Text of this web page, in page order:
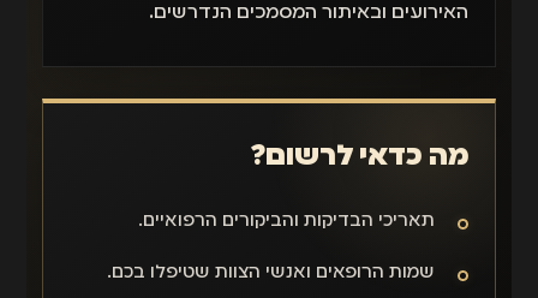
האירועים ובאיתור המסמכים הנדרשים.
מה כדאי לרשום?
תאריכי הבדיקות והביקורים הרפואיים.
שמות הרופאים ואנשי הצוות שטיפלו בכם.